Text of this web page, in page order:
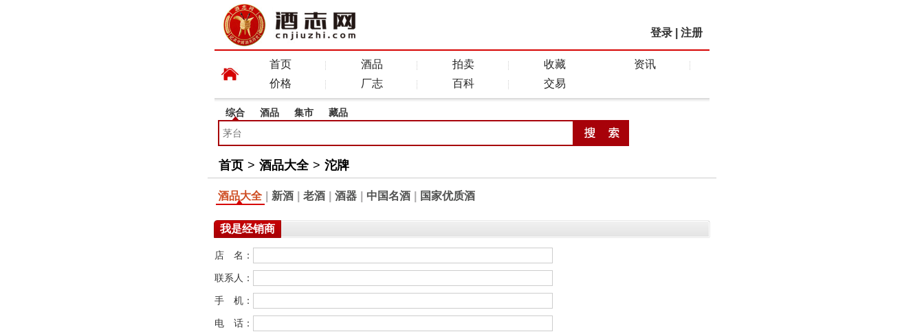
登录 注册
首页 酒品 拍卖 收藏
资讯
价格
厂志 百科 交易
综合 酒品 集市 藏品
首页 > 酒品大全 > 沱牌
酒品大全 新酒 老酒 酒器 中国名酒 国家优质酒
我是经销商
店 名：
联系人：
手 机：
电 话：